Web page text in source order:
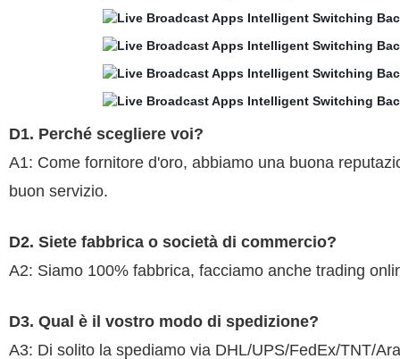
D1. Perché scegliere voi?
A1: Come fornitore d'oro, abbiamo una buona
buon servizio.
D2. Siete fabbrica o società di commercio?
A2: Siamo 100% fabbrica, facciamo anche trading
D3. Qual è il vostro modo di spedizione?
A3: Di solito la spediamo via DHL/UPS/FedEx/TNT/